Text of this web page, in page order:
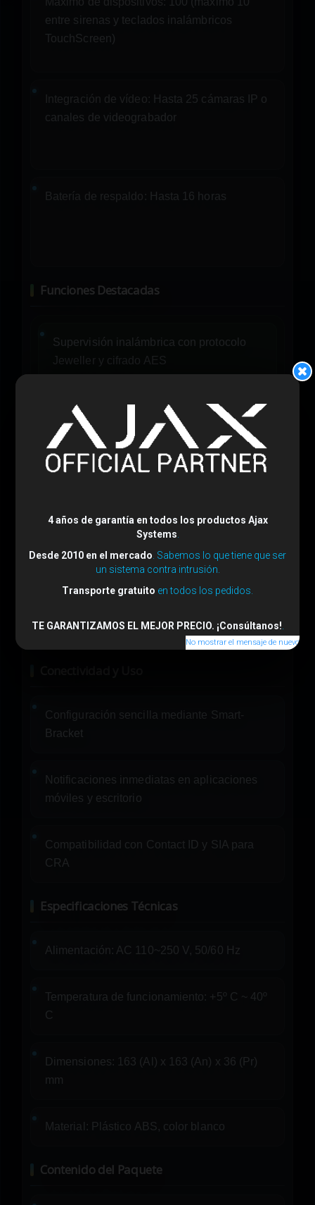
entre sirenas y teclados inalámbricos
TouchScreen)
Integración de vídeo: Hasta 25 cámaras IP o
canales de videograbador
Batería de respaldo: Hasta 16 horas
Funciones Destacadas
Supervisión inalámbrica con protocolo
Jeweller y cifrado AES
Detección de inhibición de señal e
información de inactividad
Configuración remota mediante
Compatibilidad con IP dinámica sin
apertura de puertos
Soporte de hasta 50 usuarios
Configuración sencilla mediante Smart-
Bracket
Notificaciones inmediatas en aplicaciones
móviles y escritorio
Compatibilidad con Contact ID y SIA para
CRA
Especificaciones Técnicas
Alimentación: AC 110~250 V, 50/60 Hz
Temperatura de funcionamiento: +5º C ~ 40º
C
Dimensiones: 163 (Al) x 163 (An) x 36 (Pr)
mm
Material: Plástico ABS, color blanco
Contenido del Paquete
4 años de garantía en todos los productos Ajax
Systems
Desde 2010 en el mercado . Sabemos lo que tiene que ser
un sistema contra intrusión.
Transporte gratuito en todos los pedidos.
TE GARANTIZAMOS EL MEJOR PRECIO. ¡Consúltanos!
No mostrar el mensaje de nuevo